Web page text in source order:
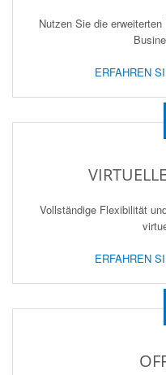
Nutzen Sie die
ERFAHREN
Vollständige Flexibilität
ERFAHREN